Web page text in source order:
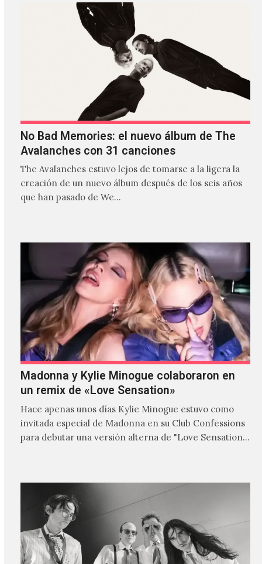
No Bad Memories: el nuevo álbum de The
Avalanches con 31 canciones
The Avalanches estuvo lejos de tomarse a la ligera la
creación de un nuevo álbum después de los seis años
que han pasado de We…
Madonna y Kylie Minogue colaboraron en
un remix de «Love Sensation»
Hace apenas unos días Kylie Minogue estuvo como
invitada especial de Madonna en su Club Confessions
para debutar una versión alterna de "Love Sensation",